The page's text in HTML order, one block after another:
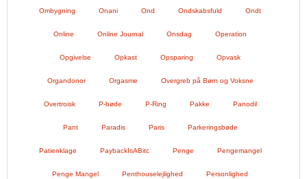
Ombygning Onani Ond Ondskabsfuld Ondt
Online Online Journal Onsdag Operation
Opgivelse Opkast Opsparing Opvask
Organdonor Orgasme Overgreb på Børn og Voksne
Overtroisk P-bøde P-Ring Pakke Panodil
Pant Paradis Paris Parkeringsbøde
Patienklage PaybackIsABitc Penge Pengemangel
Penge Mangel Penthouselejlighed Personlighed